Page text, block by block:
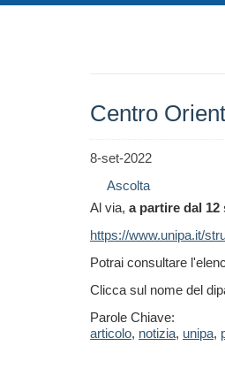
Centro
8-set-2022
Ascolta
Al via, a partire dal 12
https://www.unipa.it/
Potrai consultare
Clicca sul nome del
Parole Chiave:
articolo, notizia, unipa,